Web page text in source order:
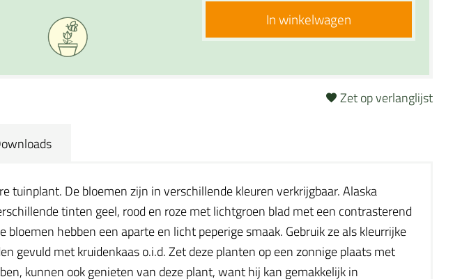
In winkelwagen
Zet op verlanglijst
tuinplant. De bloemen zijn in verschillende kleuren verkrijgbaar. Alaska
tinten geel, rood en roze met lichtgroen blad met een contrasterend
hebben een aparte en licht peperige smaak. Gebruik ze als kleurrijke
gevuld met kruidenkaas o.i.d. Zet deze planten op een zonnige plaats met
kunnen ook genieten van deze plant, want hij kan gemakkelijk in